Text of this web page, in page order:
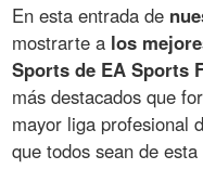
En esta entrada de
mostrarte a los
Sports de EA Sports
más destacados que
mayor liga profesional
que todos sean de